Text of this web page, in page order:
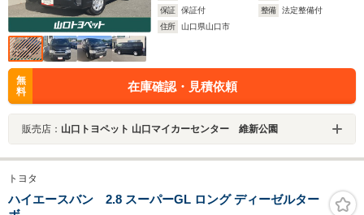
保証
保証付 整備
法定整備付
住所
山口県山口市
無
料
在庫確認・見積依頼
販売店： 山口トヨペット 山口マイカーセンター 維新公園
トヨタ
ハイエースバン 2.8 スーパーGL ロング ディーゼルター